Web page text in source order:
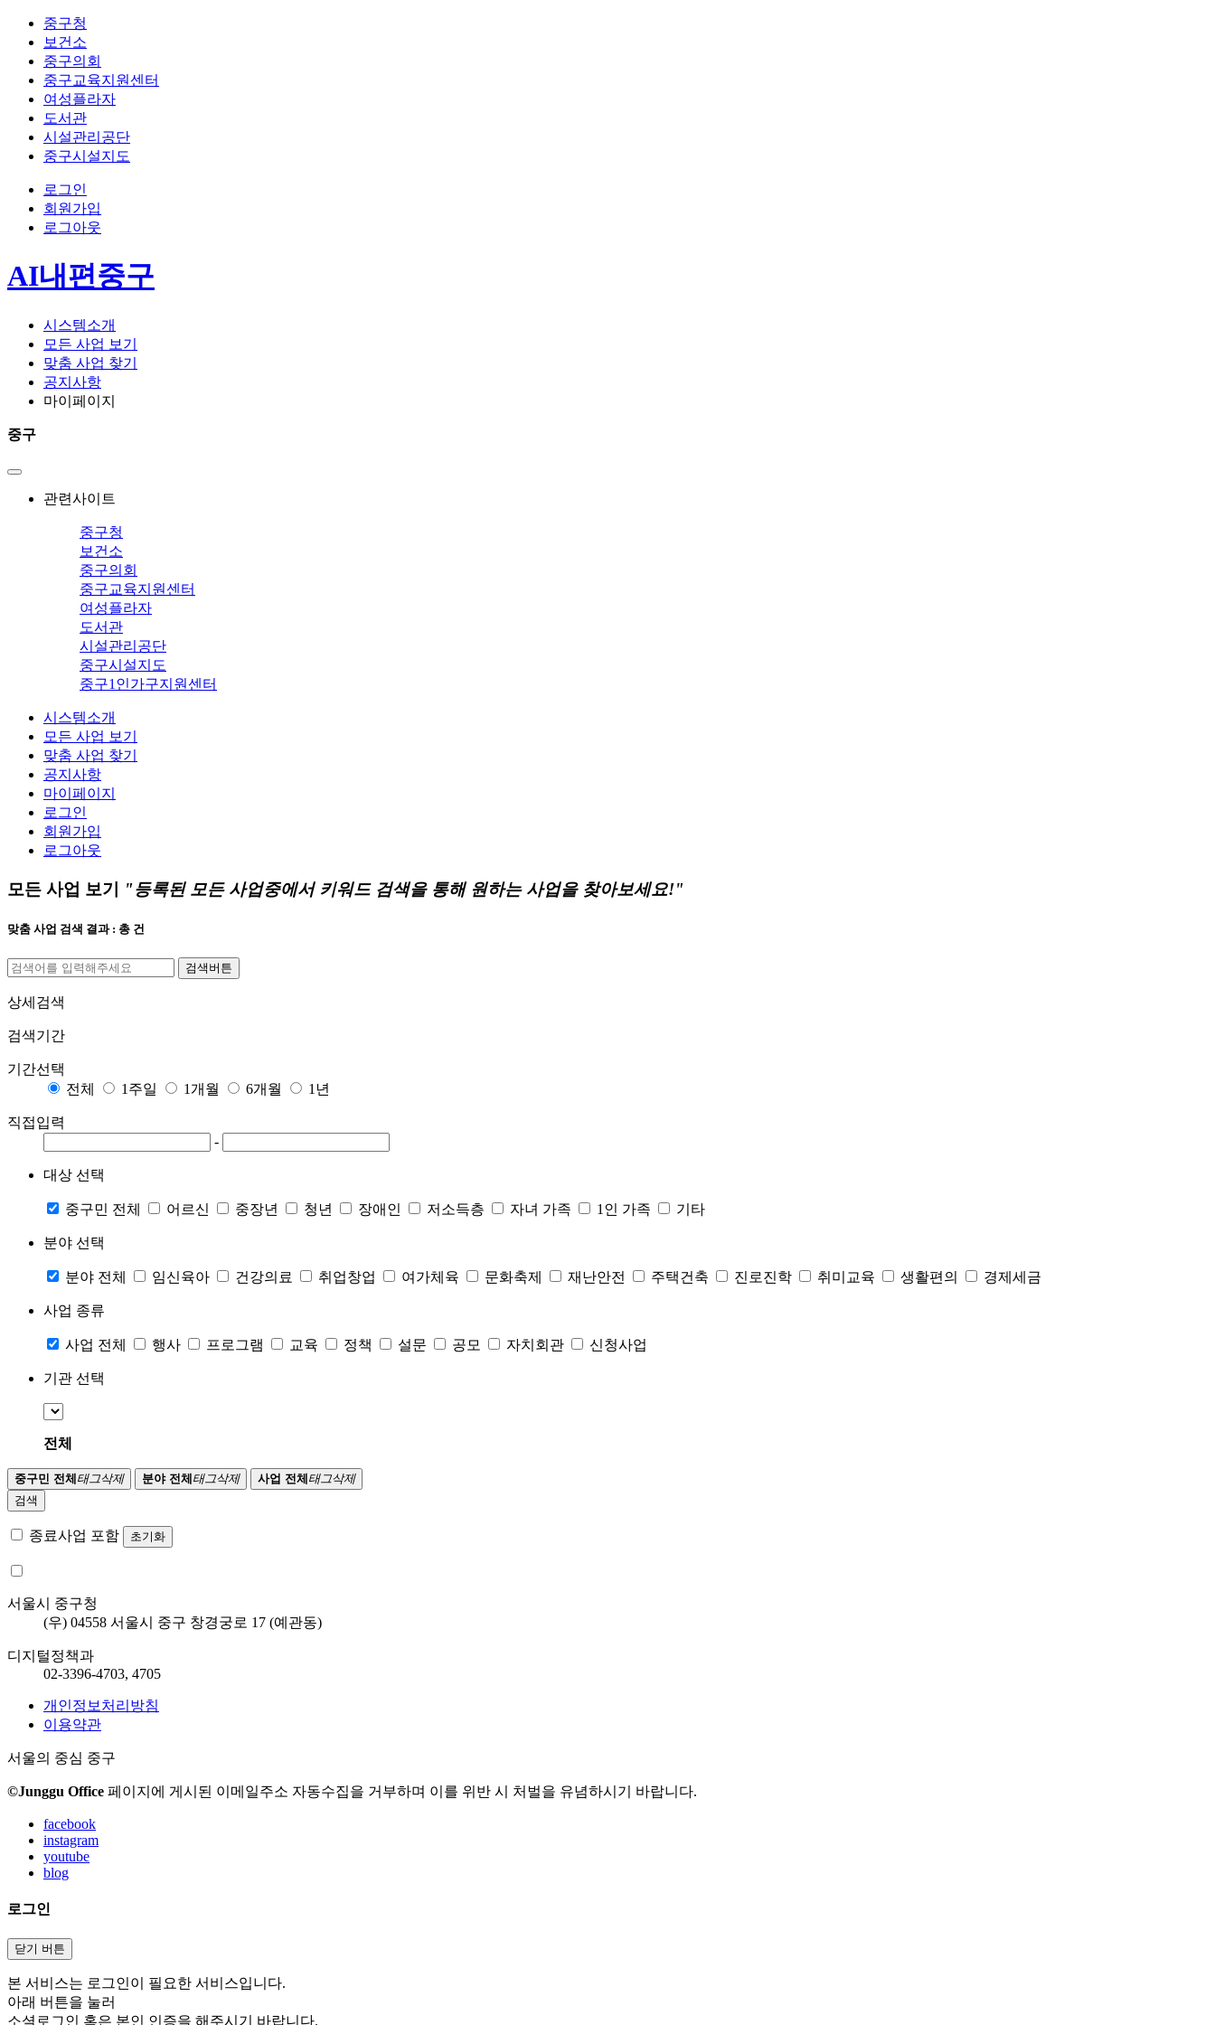
중구청
보건소
중구의회
중구교육지원센터
여성플라자
도서관
시설관리공단
중구시설지도
로그인
회원가입
로그아웃
AI내편중구
시스템소개
모든 사업 보기
맞춤 사업 찾기
공지사항
마이페이지
중구
관련사이트
중구청
보건소
중구의회
중구교육지원센터
여성플라자
도서관
시설관리공단
중구시설지도
중구1인가구지원센터
시스템소개
모든 사업 보기
맞춤 사업 찾기
공지사항
마이페이지
로그인
회원가입
로그아웃
모든 사업 보기 "등록된 모든 사업중에서 키워드 검색을 통해 원하는 사업을 찾아보세요!"
맞춤 사업 검색 결과 : 총 건
검색버튼
상세검색
검색기간
기간선택
전체
1주일 1개월 6개월 1년
직접입력
-
대상 선택
중구민 전체 어르신 중장년 청년 장애인 저소득층 자녀 가족 1인 가족 기타
분야 선택
분야 전체 임신육아 건강의료 취업창업 여가체육 문화축제 재난안전 주택건축 진로진학 취미교육 생활편의 경제세금
사업 종류
사업 전체 행사 프로그램 교육 정책 설문 공모 자치회관 신청사업
기관 선택
전체
중구민 전체 태그삭제 분야 전체 태그삭제 사업 전체 태그삭제
검색
종료사업 포함 초기화
서울시 중구청
(우) 04558 서울시 중구 창경궁로 17 (예관동)
디지털정책과
02-3396-4703, 4705
개인정보처리방침
이용약관
서울의 중심 중구
©Junggu Office 페이지에 게시된 이메일주소 자동수집을 거부하며 이를 위반 시 처벌을 유념하시기 바랍니다.
facebook
instagram
youtube
blog
로그인
닫기 버튼
본 서비스는 로그인이 필요한 서비스입니다.
아래 버튼을 눌러
소셜로그인 혹은 본인 인증을 해주시기 바랍니다.